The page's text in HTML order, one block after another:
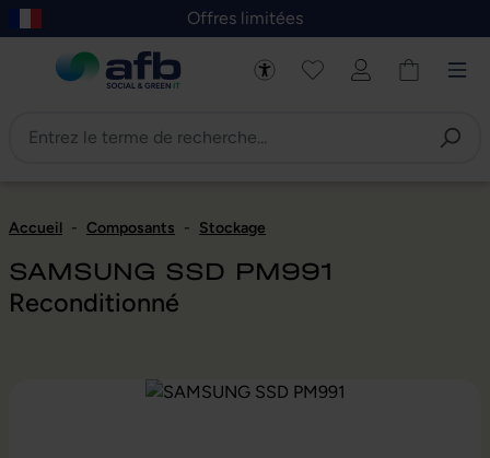
au contenu principal
Skip to B2B platform navigation
Offres limitées
Accueil - Composants - Stockage
SAMSUNG SSD PM991
Reconditionné
Ignorer la galerie d'images